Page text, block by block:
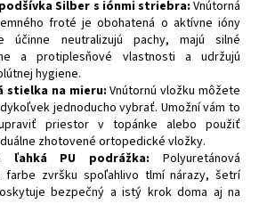
Silber s iónmi striebra: Vnútorná
froté je obohatená o aktívne ióny
účinne neutralizujú pachy, majú silné
a protiplesňové vlastnosti a udržujú
hygiene.
stielka na mieru:Vnútornú vložku môžete
jednoducho vybrať. Umožní vám to
priestor v topánke alebo použiť
zhotovené ortopedické vložky.
ľahká PU podrážka: Polyuretánová
farbe zvršku spoľahlivo tlmí nárazy, šetrí
bezpečný a istý krok doma aj na